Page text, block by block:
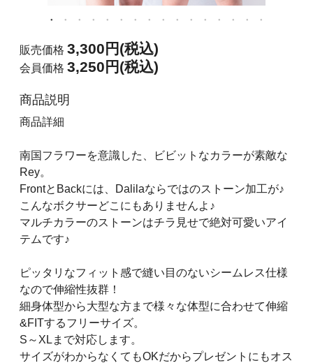
販売価格 3,300円(税込)
会員価格 3,250円(税込)
商品説明
商品詳細
南国フラワーを意識した、ビビットなカラーが素敵な
Rey。
FrontとBackには、Dalilaならではのストーン加工が♪
こんなボクサーどこにもありませんよ♪
マルチカラーのストーンはチラ見せで絶対可愛いアイ
テムです♪
ピッタリなフィット感で縫い目のないシームレス仕様
なので伸縮性抜群！
細身体型から大型な方まで様々な体型に合わせて伸縮
&FITするフリーサイズ。
S～XLまで対応します。
サイズがわからなくてもOKだからプレゼントにもオス